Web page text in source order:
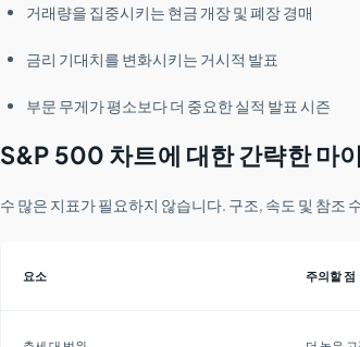
거래량을 집중시키는 현금 개장 및 폐장 경매
금리 기대치를 변화시키는 거시적 발표
부문 무게가 평소보다 더 중요한 실적 발표 시즌
S&P 500 차트에 대한 간략한 마
수 많은 지표가 필요하지 않습니다. 구조, 속도 및 참조
요소 주의할 점